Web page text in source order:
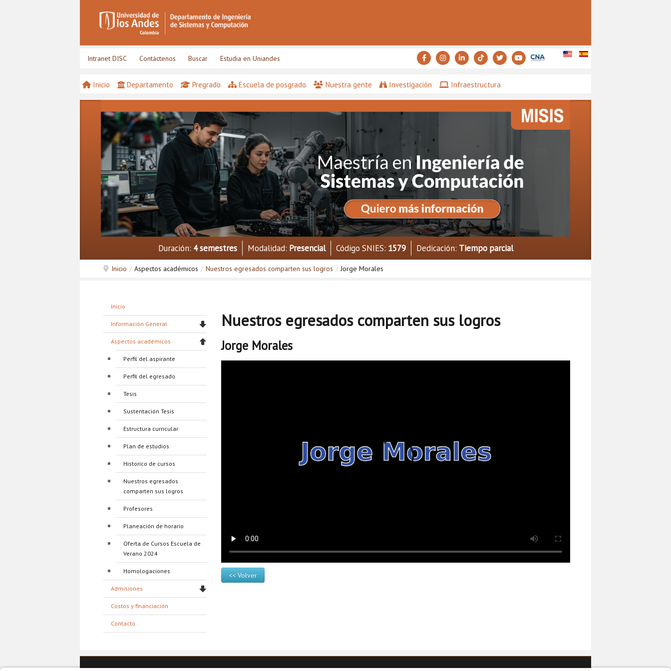
Intranet DISC Contáctenos Buscar Estudia en Uniandes
Inicio Departamento Pregrado Escuela de posgrado Nuestra gente Investigación Infraestructura
Duración: 4 semestres Modalidad: Presencial Código SNIES: 1579 Dedicación: Tiempo parcial
Inicio / Aspectos académicos / Nuestros egresados comparten sus logros / Jorge Morales
Inicio
Información General
Aspectos académicos
Perfil del aspirante
Perfil del egresado
Tesis
Sustentación Tesis
Estructura curricular
Plan de estudios
Historico de cursos
Nuestros egresados
comparten sus logros
Profesores
Planeación de horario
Oferta de Cursos Escuela de
Verano 2024
Homologaciones
Admisiones
Costos y financiación
Contacto
Nuestros egresados comparten sus logros
Jorge Morales
<< Volver